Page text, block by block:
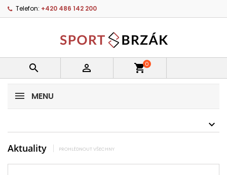
Telefon: +420 486 142 200
  shopping_cart0
MENU
Aktuality PROHLÉDNOUT VŠECHNY